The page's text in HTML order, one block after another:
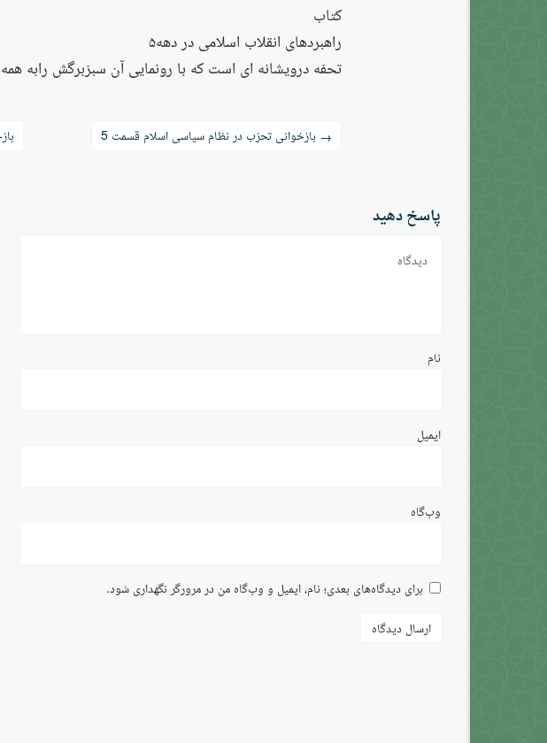
کتاب
راهبردهای انقلاب اسلامی در دهه۵
تحفه درویشانه ای است که با رونمایی آن سبزبرگش رابه
راه‌بری
→ بازخوانی تحزب در نظام سیاسی اسلام قسمت 5
پاسخ دهید
نام
ایمیل
وب‌گاه
برای دیدگاه‌های بعدی؛ نام، ایمیل و وب‌گاه من در مرورگر نگهداری شود.